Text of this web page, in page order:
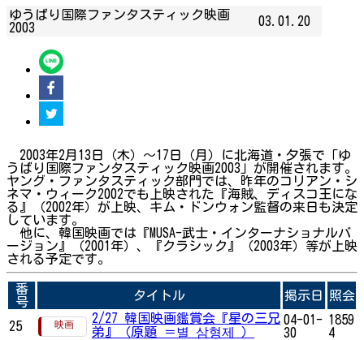
ゆうばり国際ファンタスティック映画
2003
03.01.20
2003年2月13日（木）～17日（月）に北海道・夕張で「ゆ
うばり国際ファンタスティック映画2003」が開催されます。
ヤング・ファンタスティック部門では、昨年のコリアン・シ
ネマ・ウィーク2002でも上映された『海賊、ディスコ王にな
る』（2002年）が上映、キム・ドンウォン監督の来日も決定
しています。
他に、韓国映画では『MUSA-武士・インターナショナルバ
ージョン』（2001年）、『クラシック』（2003年）等が上映
される予定です。
番
号
タイトル 掲示日 照会
25
2/27 韓国映画鑑賞会『星の三兄
弟』（原題 ＝별 삼형제 ）
04-01-
30
1859
4